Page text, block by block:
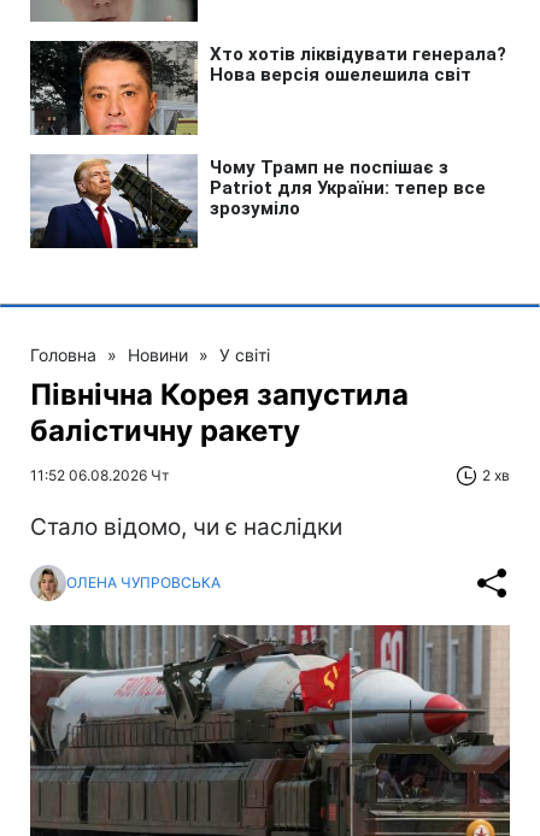
Головна » Новини » У світі
Північна Корея запустила
балістичну ракету
11:52 06.08.2026 Чт 2 хв
Стало відомо, чи є наслідки
ОЛЕНА ЧУПРОВСЬКА